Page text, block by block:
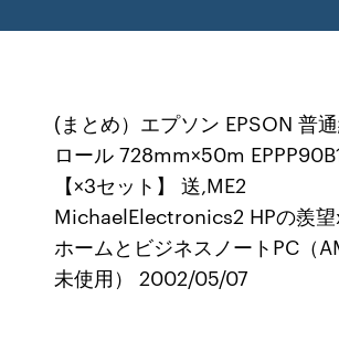
(まとめ）エプソン EPSON 普
ロール 728mm×50m
【×3セット】 送,ME2
MichaelElectronics2 HPの羨
ホームとビジネスノートPC（
未使用） 2002/05/07